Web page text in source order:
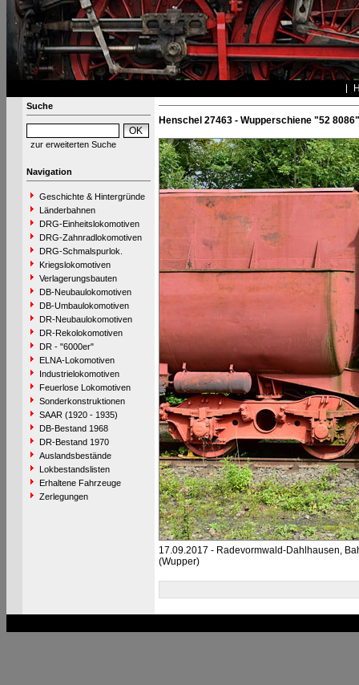
Suche
zur erweiterten Suche
Navigation
Geschichte & Hintergründe
Länderbahnen
DRG-Einheitslokomotiven
DRG-Zahnradlokomotiven
DRG-Schmalspurlok.
Kriegslokomotiven
Verlagerungsbauten
DB-Neubaulokomotiven
DB-Umbaulokomotiven
DR-Neubaulokomotiven
DR-Rekolokomotiven
DR - "6000er"
ELNA-Lokomotiven
Industrielokomotiven
Feuerlose Lokomotiven
Sonderkonstruktionen
SAAR (1920 - 1935)
DB-Bestand 1968
DR-Bestand 1970
Auslandsbestände
Lokbestandslisten
Erhaltene Fahrzeuge
Zerlegungen
Henschel 27463 - Wupperschiene "52 8086"
17.09.2017 - Radevormwald-Dahlhausen,
(Wupper)